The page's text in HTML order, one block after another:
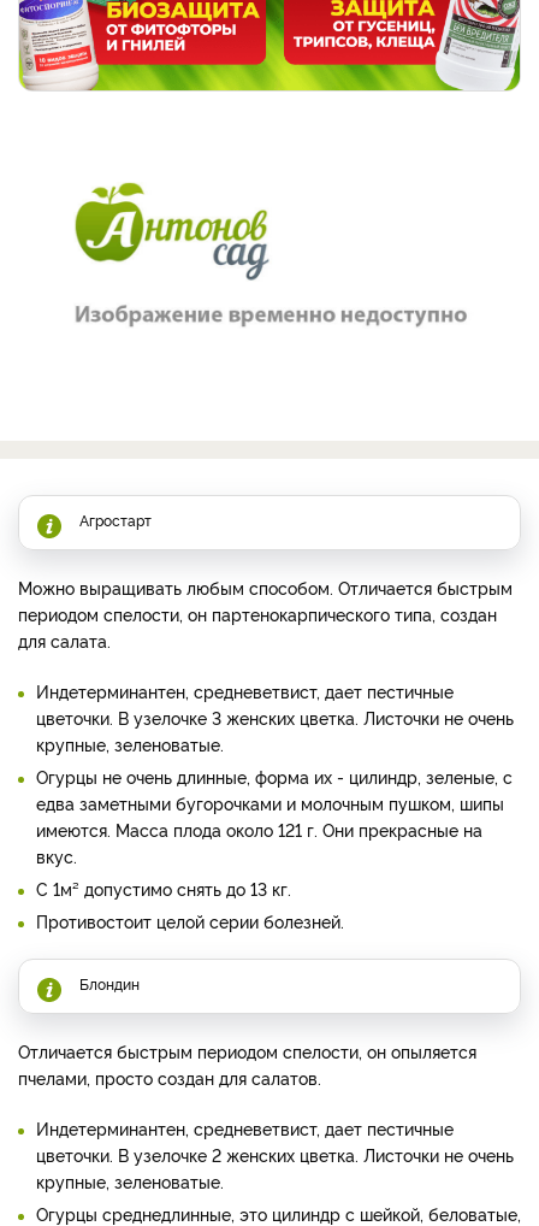
Агростарт
Можно выращивать любым способом. Отличается быстрым
периодом спелости, он партенокарпического типа, создан
для салата.
Индетерминантен, средневетвист, дает пестичные
цветочки. В узелочке 3 женских цветка. Листочки не очень
крупные, зеленоватые.
Огурцы не очень длинные, форма их - цилиндр, зеленые, с
едва заметными бугорочками и молочным пушком, шипы
имеются. Масса плода около 121 г. Они прекрасные на
вкус.
С 1м² допустимо снять до 13 кг.
Противостоит целой серии болезней.
Блондин
Отличается быстрым периодом спелости, он опыляется
пчелами, просто создан для салатов.
Индетерминантен, средневетвист, дает пестичные
цветочки. В узелочке 2 женских цветка. Листочки не очень
крупные, зеленоватые.
Огурцы среднедлинные, это цилиндр с шейкой, беловатые,